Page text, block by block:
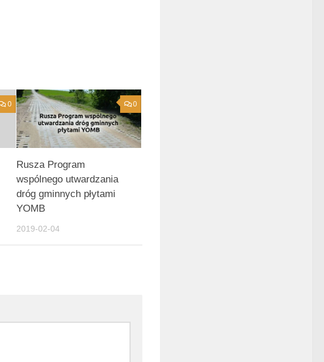
0 0
Rusza Program
wspólnego utwardzania
dróg gminnych płytami
YOMB
2019-02-04